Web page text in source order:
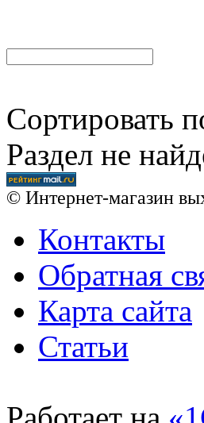
Сортировать
Раздел не
© Интернет-магазин
Контакты
Обратная
Карта сайта
Статьи